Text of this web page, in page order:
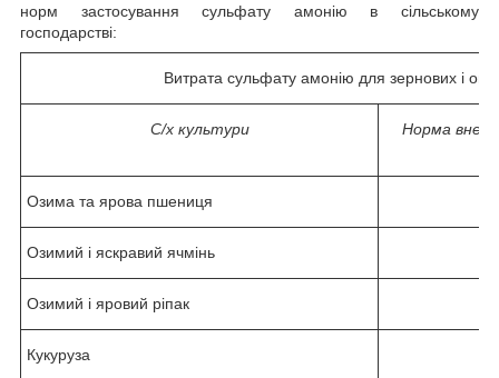
норм застосування сульфату амонію в сільському
господарстві:
Витрата сульфату амонію для зернових і
С/х культури Норма
Озима та ярова пшениця
Озимий і яскравий ячмінь
Озимий і яровий ріпак
Кукуруза